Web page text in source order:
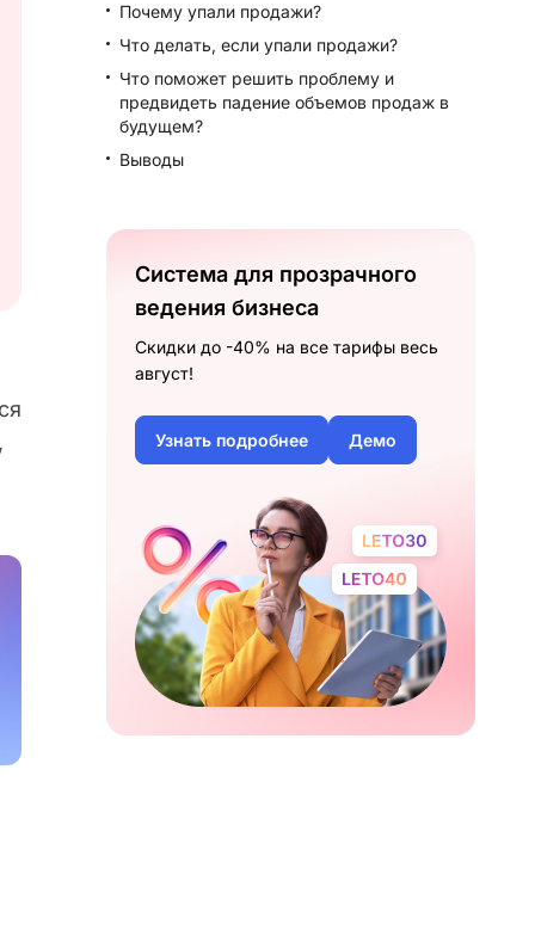
Почему упали продажи?
Что делать, если упали продажи?
Что поможет решить проблему и
предвидеть падение объемов продаж в
будущем?
Выводы
Система для прозрачного
ведения бизнеса
Скидки до -40% на все тарифы весь
август!
Узнать подробнее Демо